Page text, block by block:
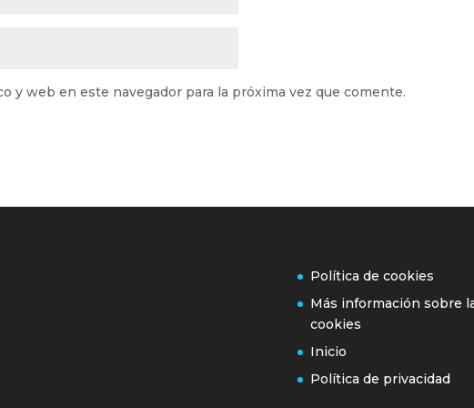
y web en este navegador para la próxima vez que comente.
Política de cookies
Más información sobre
cookies
Inicio
Política de privacidad